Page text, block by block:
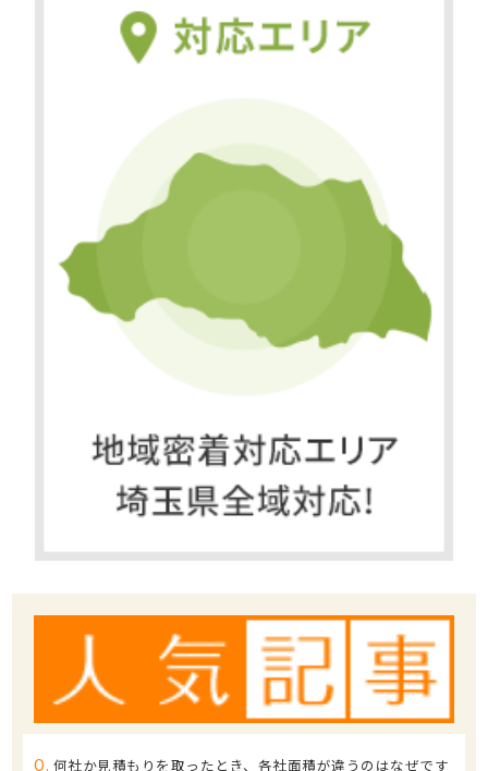
Q. 何社か見積もりを取ったとき、各社面積が違うのはなぜです